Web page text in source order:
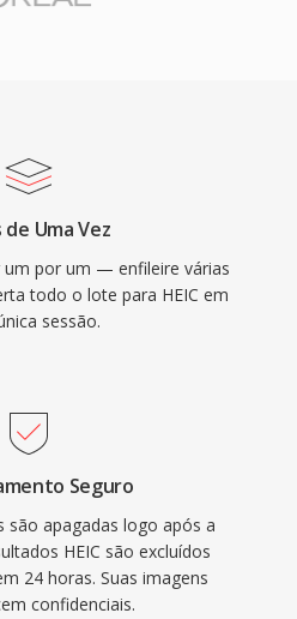
de Uma Vez
um por um — enfileire várias
todo o lote para HEIC em
sessão.
Seguro
são apagadas logo após a
HEIC são excluídos
24 horas. Suas imagens
confidenciais.